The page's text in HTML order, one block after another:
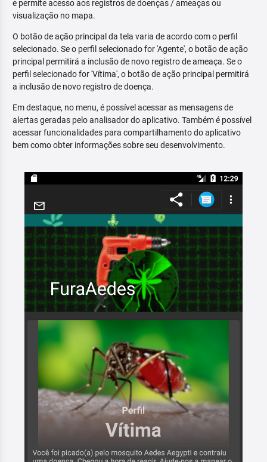
e permite acesso aos registros de doenças / ameaças ou
visualização no mapa.
O botão de ação principal da tela varia de acordo com o perfil
selecionado. Se o perfil selecionado for 'Agente', o botão de ação
principal permitirá a inclusão de novo registro de ameaça. Se o
perfil selecionado for 'Vítima', o botão de ação principal permitirá
a inclusão de novo registro de doença.
Em destaque, no menu, é possível acessar as mensagens de
alertas geradas pelo analisador do aplicativo. Também é possível
acessar funcionalidades para compartilhamento do aplicativo
bem como obter informações sobre seu desenvolvimento.